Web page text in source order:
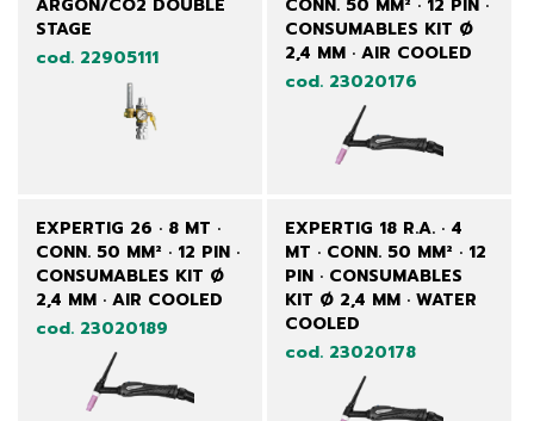
ARGON/CO2 DOUBLE
STAGE
cod. 22905111
CONN. 50 MM² · 12 PIN ·
CONSUMABLES KIT Ø
2,4 MM · AIR COOLED
cod. 23020176
EXPERTIG 26 · 8 MT ·
CONN. 50 MM² · 12 PIN ·
CONSUMABLES KIT Ø
2,4 MM · AIR COOLED
cod. 23020189
EXPERTIG 18 R.A. · 4
MT · CONN. 50 MM² · 12
PIN · CONSUMABLES
KIT Ø 2,4 MM · WATER
COOLED
cod. 23020178